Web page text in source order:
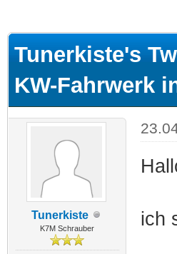
Tunerkiste's
KW-Fahrwerk
Tunerkiste
K7M Schrauber ich